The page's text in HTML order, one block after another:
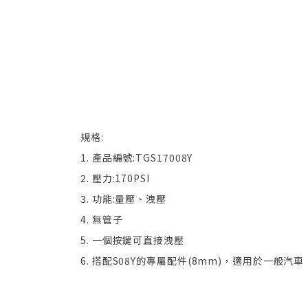
規格:
1. 產品編號:TGS17008Y
2. 壓力:170PSI
3. 功能:量壓、洩壓
4. 無管子
5. 一個按鍵可直接洩壓
6. 搭配S08Y的專屬配件(8mm)，適用於一般汽車